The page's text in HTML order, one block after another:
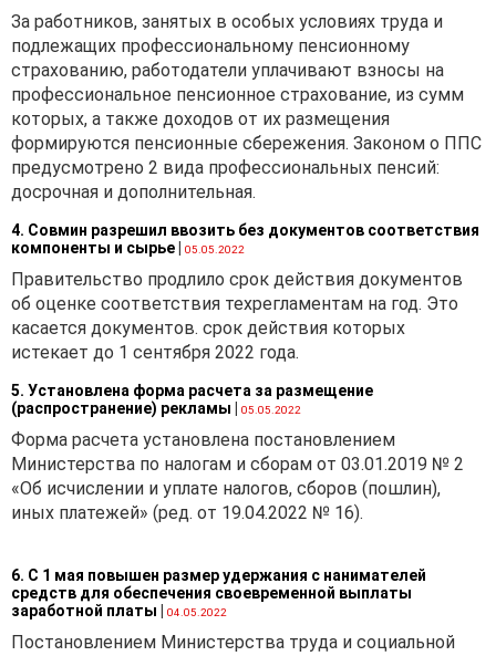
За работников, занятых в особых условиях труда и
подлежащих профессиональному пенсионному
страхованию, работодатели уплачивают взносы на
профессиональное пенсионное страхование, из сумм
которых, а также доходов от их размещения
формируются пенсионные сбережения. Законом о ППС
предусмотрено 2 вида профессиональных пенсий:
досрочная и дополнительная.
4. Совмин разрешил ввозить без документов соответствия
компоненты и сырье
05.05.2022
Правительство продлило срок действия документов
об оценке соответствия техрегламентам на год. Это
касается документов. срок действия которых
истекает до 1 сентября 2022 года.
5. Установлена форма расчета за размещение
(распространение) рекламы
05.05.2022
Форма расчета установлена постановлением
Министерства по налогам и сборам от 03.01.2019 № 2
«Об исчислении и уплате налогов, сборов (пошлин),
иных платежей» (ред. от 19.04.2022 № 16).
6. С 1 мая повышен размер удержания с нанимателей
средств для обеспечения своевременной выплаты
заработной платы
04.05.2022
Постановлением Министерства труда и социальной